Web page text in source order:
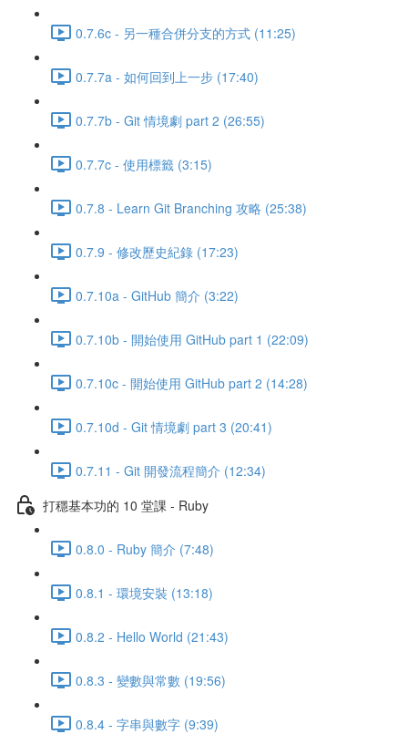
0.7.6c - 另一種合併分支的方式 (11:25)
0.7.7a - 如何回到上一步 (17:40)
0.7.7b - Git 情境劇 part 2 (26:55)
0.7.7c - 使用標籤 (3:15)
0.7.8 - Learn Git Branching 攻略 (25:38)
0.7.9 - 修改歷史紀錄 (17:23)
0.7.10a - GitHub 簡介 (3:22)
0.7.10b - 開始使用 GitHub part 1 (22:09)
0.7.10c - 開始使用 GitHub part 2 (14:28)
0.7.10d - Git 情境劇 part 3 (20:41)
0.7.11 - Git 開發流程簡介 (12:34)
打穩基本功的 10 堂課 - Ruby
0.8.0 - Ruby 簡介 (7:48)
0.8.1 - 環境安裝 (13:18)
0.8.2 - Hello World (21:43)
0.8.3 - 變數與常數 (19:56)
0.8.4 - 字串與數字 (9:39)